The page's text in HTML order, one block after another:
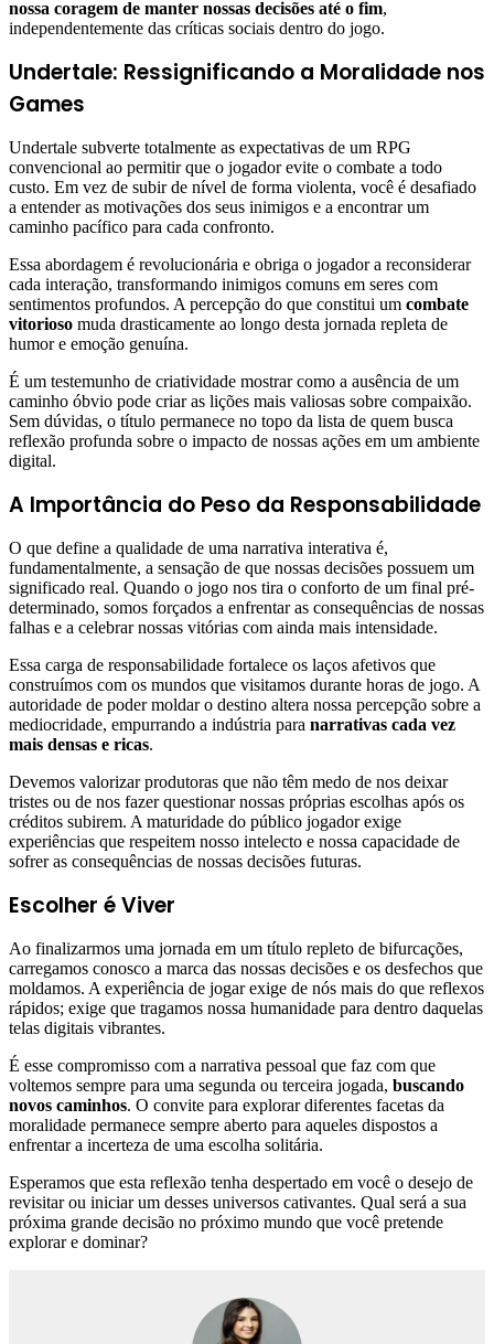
nossa coragem de manter nossas decisões até o fim,
independentemente das críticas sociais dentro do jogo.
Undertale: Ressignificando a Moralidade nos
Games
Undertale subverte totalmente as expectativas de um RPG
convencional ao permitir que o jogador evite o combate a todo
custo. Em vez de subir de nível de forma violenta, você é desafiado
a entender as motivações dos seus inimigos e a encontrar um
caminho pacífico para cada confronto.
Essa abordagem é revolucionária e obriga o jogador a reconsiderar
cada interação, transformando inimigos comuns em seres com
sentimentos profundos. A percepção do que constitui um combate
vitorioso muda drasticamente ao longo desta jornada repleta de
humor e emoção genuína.
É um testemunho de criatividade mostrar como a ausência de um
caminho óbvio pode criar as lições mais valiosas sobre compaixão.
Sem dúvidas, o título permanece no topo da lista de quem busca
reflexão profunda sobre o impacto de nossas ações em um ambiente
digital.
A Importância do Peso da Responsabilidade
O que define a qualidade de uma narrativa interativa é,
fundamentalmente, a sensação de que nossas decisões possuem um
significado real. Quando o jogo nos tira o conforto de um final pré-
determinado, somos forçados a enfrentar as consequências de nossas
falhas e a celebrar nossas vitórias com ainda mais intensidade.
Essa carga de responsabilidade fortalece os laços afetivos que
construímos com os mundos que visitamos durante horas de jogo. A
autoridade de poder moldar o destino altera nossa percepção sobre a
mediocridade, empurrando a indústria para narrativas cada vez
mais densas e ricas.
Devemos valorizar produtoras que não têm medo de nos deixar
tristes ou de nos fazer questionar nossas próprias escolhas após os
créditos subirem. A maturidade do público jogador exige
experiências que respeitem nosso intelecto e nossa capacidade de
sofrer as consequências de nossas decisões futuras.
Escolher é Viver
Ao finalizarmos uma jornada em um título repleto de bifurcações,
carregamos conosco a marca das nossas decisões e os desfechos que
moldamos. A experiência de jogar exige de nós mais do que reflexos
rápidos; exige que tragamos nossa humanidade para dentro daquelas
telas digitais vibrantes.
É esse compromisso com a narrativa pessoal que faz com que
voltemos sempre para uma segunda ou terceira jogada, buscando
novos caminhos. O convite para explorar diferentes facetas da
moralidade permanece sempre aberto para aqueles dispostos a
enfrentar a incerteza de uma escolha solitária.
Esperamos que esta reflexão tenha despertado em você o desejo de
revisitar ou iniciar um desses universos cativantes. Qual será a sua
próxima grande decisão no próximo mundo que você pretende
explorar e dominar?